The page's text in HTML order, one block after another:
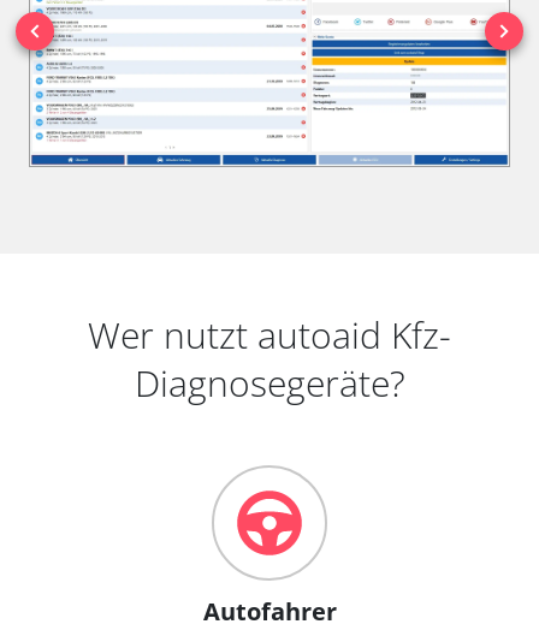
Wer nutzt autoaid Kfz-
Diagnosegeräte?
Autofahrer